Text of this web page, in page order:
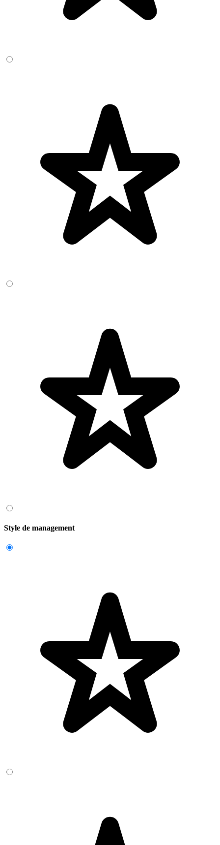
Style de management